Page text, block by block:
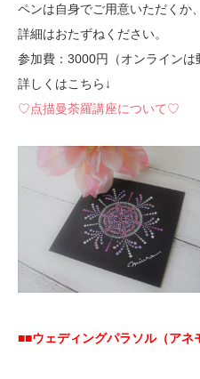
ペンは自身でご用意いただくか
詳細はおたずねください。
参加費：3000円（オンラインは
詳しくはこちら↓
♡点描曼荼羅講座について♡
■■ウェディングパラソル（アネ